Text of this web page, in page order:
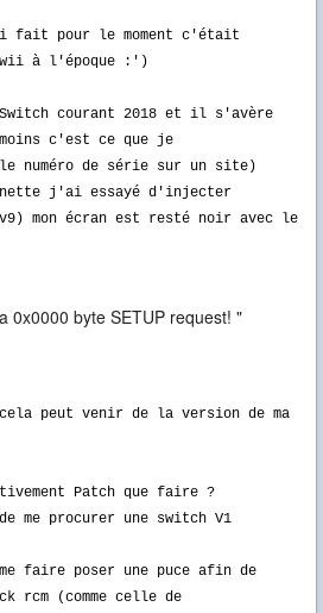
fait pour le moment c'était
wii à l'époque : ')
courant 2018 et il s'avère
c'est ce que je
numéro de série sur un site)
j'ai essayé d'injecter
) mon écran est resté noir avec le
0x0000 byte SETUP request! "
peut venir de la version de ma
Patch que faire ?
me procurer une switch V1
faire poser une puce afin de
rcm
(comme celle de